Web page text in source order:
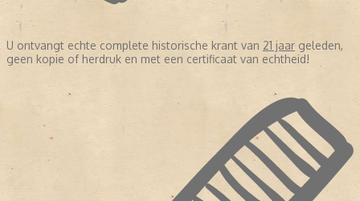
U ontvangt echte complete historische krant van 21 jaargeleden,
geen kopie of herdruk en met een certificaat van echtheid!